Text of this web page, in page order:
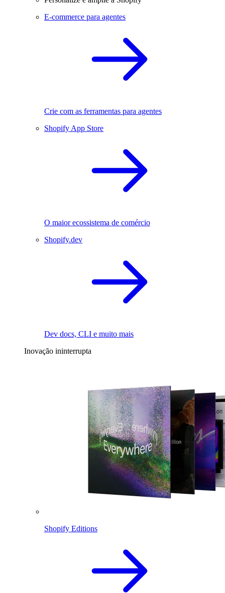
E-commerce para agentes
Crie com as ferramentas para agentes
Shopify App Store
O maior ecossistema de comércio
Shopify.dev
Dev docs, CLI e muito mais
Inovação ininterrupta
Shopify Editions